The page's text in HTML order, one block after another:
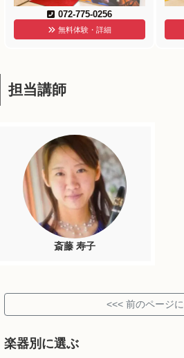
072-775-0256
無料体験・詳細
担当講師
斎藤 寿子
楽器別に選ぶ